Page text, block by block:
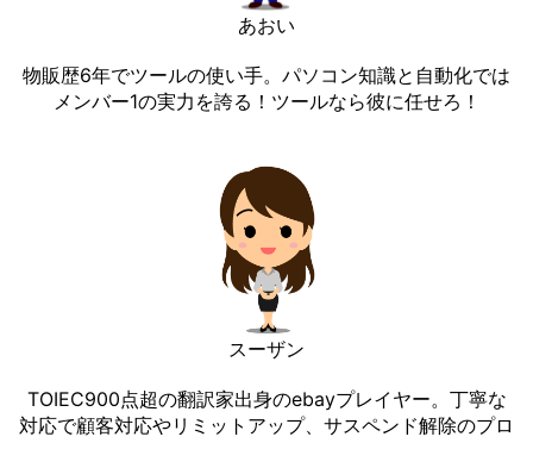
あおい
物販歴6年でツールの使い手。パソコン知識と自動化では
メンバー1の実力を誇る！ツールなら彼に任せろ！
スーザン
TOIEC900点超の翻訳家出身のebayプレイヤー。丁寧な
対応で顧客対応やリミットアップ、サスペンド解除のプロ